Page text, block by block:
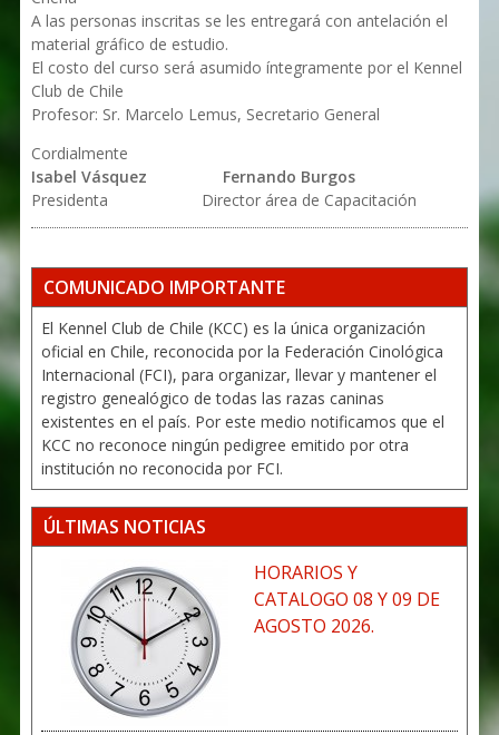
A las personas inscritas se les entregará con antelación el
material gráfico de estudio.
El costo del curso será asumido íntegramente por el Kennel
Club de Chile
Profesor: Sr. Marcelo Lemus, Secretario General
Cordialmente
Isabel Vásquez
Fernando Burgos
Presidenta Director área de Capacitación
COMUNICADO IMPORTANTE
El Kennel Club de Chile (KCC) es la única organización
oficial en Chile, reconocida por la Federación Cinológica
Internacional (FCI), para organizar, llevar y mantener el
registro genealógico de todas las razas caninas
existentes en el país. Por este medio notificamos que el
KCC no reconoce ningún pedigree emitido por otra
institución no reconocida por FCI.
ÚLTIMAS NOTICIAS
HORARIOS Y
CATALOGO 08 Y 09 DE
AGOSTO 2026.